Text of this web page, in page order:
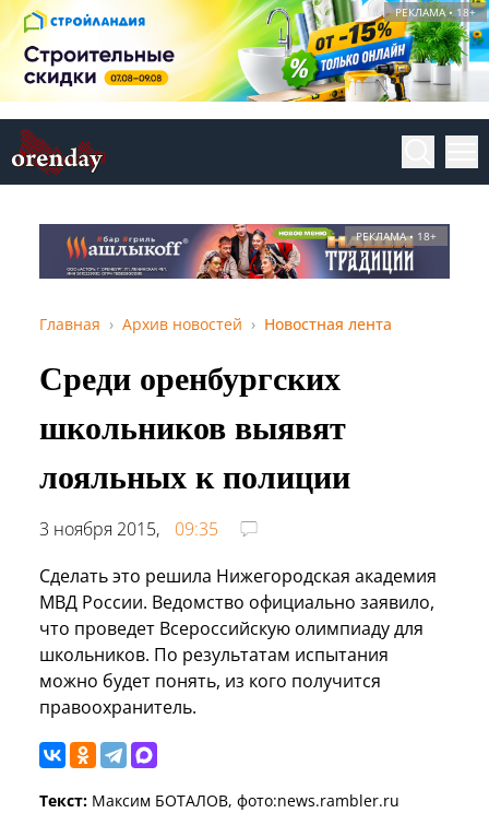
РЕКЛАМА • 18+
РЕКЛАМА • 18+
Главная Архив новостей Новостная лента
Среди оренбургских
школьников выявят
лояльных к полиции
3 ноября 2015,
09:35
Сделать это решила Нижегородская академия
МВД России. Ведомство официально заявило,
что проведет Всероссийскую олимпиаду для
школьников. По результатам испытания
можно будет понять, из кого получится
правоохранитель.
Текст: Максим БОТАЛОВ, фото:news.rambler.ru